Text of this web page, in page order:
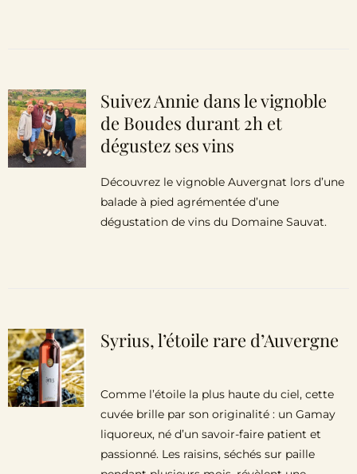
Suivez Annie dans le vignoble
de Boudes durant 2h et
dégustez ses vins
Découvrez le vignoble Auvergnat lors d’une
balade à pied agrémentée d’une
dégustation de vins du Domaine Sauvat.
Syrius, l’étoile rare d’Auvergne
Comme l’étoile la plus haute du ciel, cette
cuvée brille par son originalité : un Gamay
liquoreux, né d’un savoir-faire patient et
passionné. Les raisins, séchés sur paille